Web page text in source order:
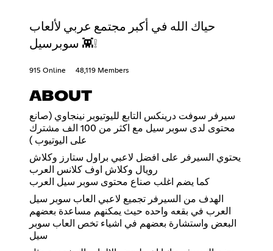
حياك الله في أكبر مجتمع عربي لألعاب
سوبرسيل 👾❕
915 Online 48,119 Members
ABOUT
سيرفر سوفت درينكس التابع لليوتيوبر نينجاوي (صانع
محتوى لدى سوبر سيل مع اكثر من 100 الف مشترك
على اليوتيوب )
يحتوي السيرفر على افضل لاعبي براول ستارز وكلاش
رويال وكلاش اوف كلانس العرب
كما يضم اغلب صناع محتوى سوبر سيل العرب
الهدف من السيرفر تجميع لاعبي العاب سوبر سيل
العرب في بقعه واحده حيث يمكنهم مساعدة بعضهم
البعض واستشارة بعضهم في اشياء تخص العاب سوبر
سيل